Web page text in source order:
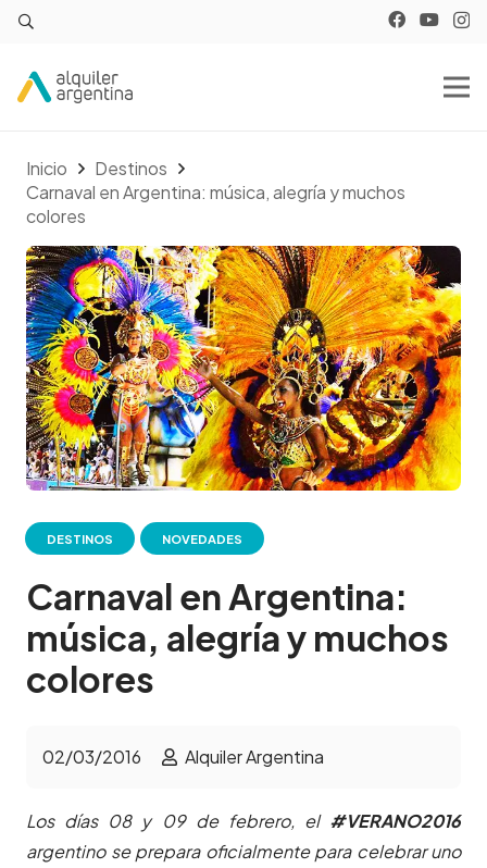
Inicio
Destinos
Carnaval en Argentina: música, alegría y muchos
colores
DESTINOS NOVEDADES
Carnaval en Argentina:
música, alegría y muchos
colores
02/03/2016 Alquiler Argentina
Los días 08 y 09 de febrero, el #VERANO2016
argentino se prepara oficialmente para celebrar uno